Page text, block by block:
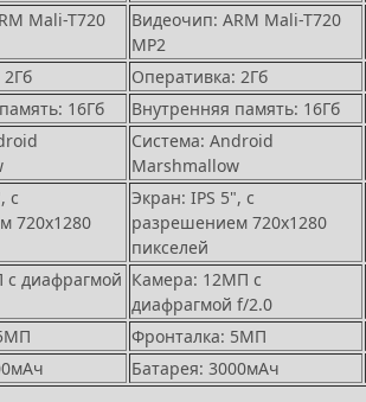
Mali-T720
Видеочип: ARM Mali-T720
MP2
Оперативка: 2Гб
16Гб Внутренняя память: 16Гб
Система: Android
Marshmallow
с
720х1280
Экран: IPS 5", с
разрешением 720х1280
пикселей
диафрагмой Камера: 12МП с
диафрагмой f/2.0
Фронталка: 5МП
Батарея: 3000мАч